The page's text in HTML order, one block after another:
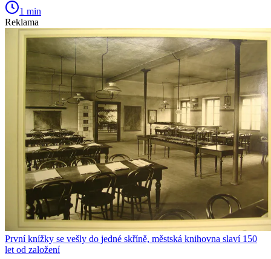
1 min
Reklama
První knížky se vešly do jedné skříně, městská knihovna slaví 150
let od založení